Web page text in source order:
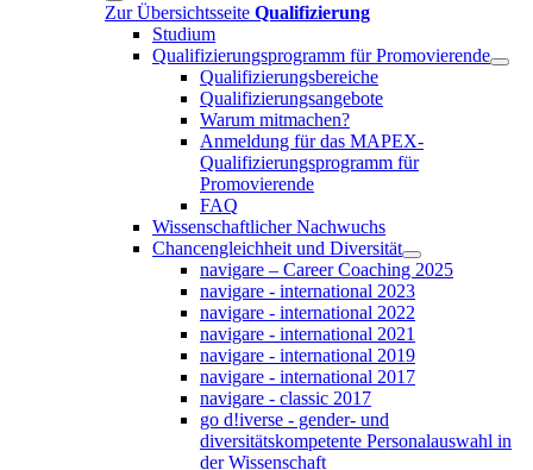
Zur Übersichtsseite Qualifizierung
Studium
Qualifizierungsprogramm für Promovierende
Qualifizierungsbereiche
Qualifizierungsangebote
Warum mitmachen?
Anmeldung für das MAPEX-
Qualifizierungsprogramm für
Promovierende
FAQ
Wissenschaftlicher Nachwuchs
Chancengleichheit und Diversität
navigare – Career Coaching 2025
navigare - international 2023
navigare - international 2022
navigare - international 2021
navigare - international 2019
navigare - international 2017
navigare - classic 2017
go d!iverse - gender- und
diversitätskompetente Personalauswahl in
der Wissenschaft